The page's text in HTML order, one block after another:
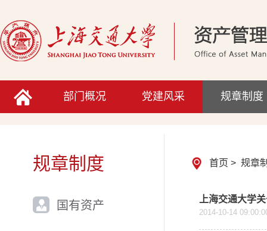
部门概况 党建风采 规章制度
规章制度
国有资产
首页 >规章
上海交通大学
2014-10-14